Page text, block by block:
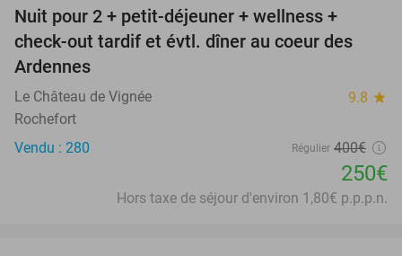
Nuit pour 2 + petit-déjeuner + wellness +
check-out tardif et évtl. dîner au coeur des
Ardennes
Le Château de Vignée 9.8 star
Rochefort
Vendu : 280
Régulier 400€
250€
Hors taxe de séjour d'environ 1,80€ p.p.p.n.